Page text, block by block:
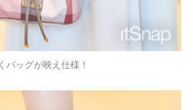
バッグが映え仕様！